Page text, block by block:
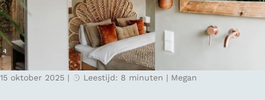
b
u
r
g
:
O
15 oktober 2025 | Leestijd: 8 minuten | Megan